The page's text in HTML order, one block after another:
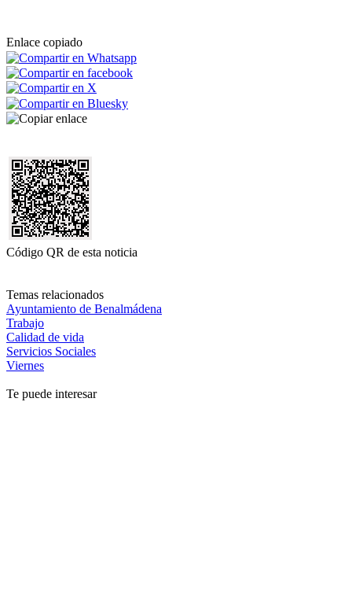
Enlace copiado
Código QR de esta noticia
Temas relacionados
Ayuntamiento de Benalmádena
Trabajo
Calidad de vida
Servicios Sociales
Viernes
Te puede interesar